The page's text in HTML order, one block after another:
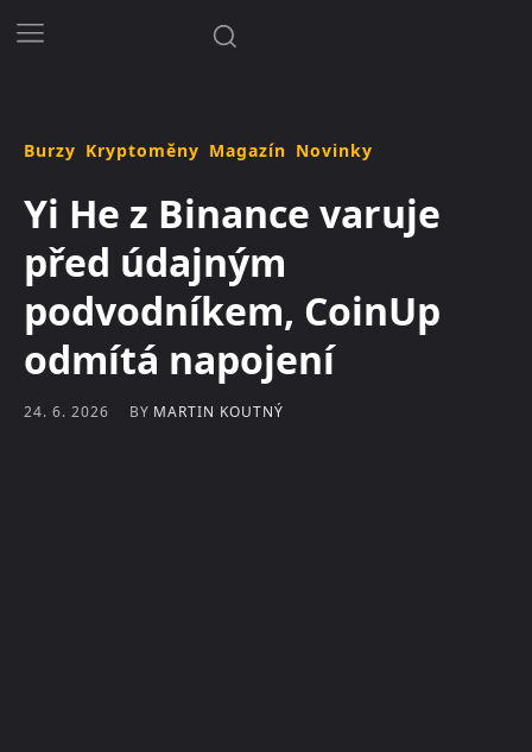
Burzy Kryptoměny Magazín Novinky
Yi He z Binance varuje
před údajným
podvodníkem, CoinUp
odmítá napojení
24. 6. 2026 BY MARTIN KOUTNÝ